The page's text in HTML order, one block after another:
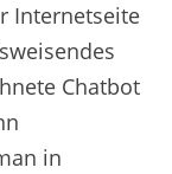
Internetseite
Chatbot
in